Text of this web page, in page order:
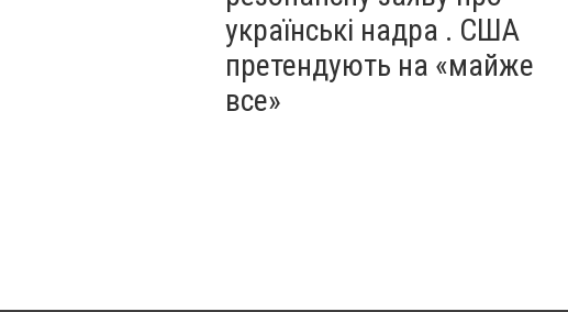
українські надра . США
претендують на «майже
все»